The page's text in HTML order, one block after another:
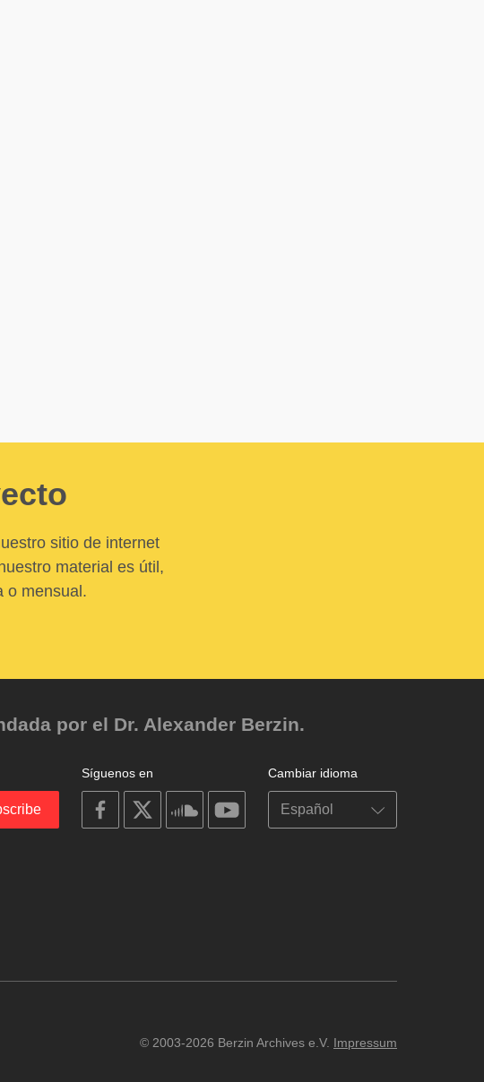
sitio de internet
material es útil,
o mensual.
por el Dr. Alexander Berzin.
Cambiar idioma
Síguenos en
on
facebook
on
on
soundcloudyoutube
© 2003-2026 Berzin Archives e.V. Impressum